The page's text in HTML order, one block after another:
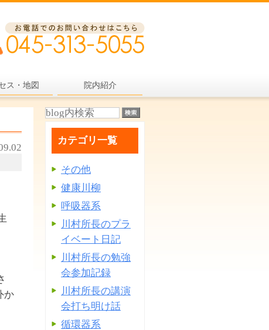
ス・地図 院内紹介
か
カテゴリ一覧
その他
健康川柳
呼吸器系
川村所長のプラ
イベート日記
川村所長の勉強
会参加記録
川村所長の講演
会打ち明け話
循環器系